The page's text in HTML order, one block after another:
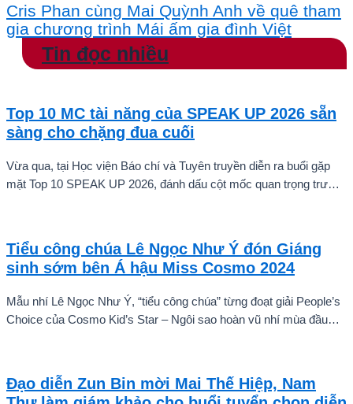
Cris Phan cùng Mai Quỳnh Anh về quê tham
gia chương trình Mái ấm gia đình Việt
Tin đọc nhiều
Top 10 MC tài năng của SPEAK UP 2026 sẵn
sàng cho chặng đua cuối
Vừa qua, tại Học viện Báo chí và Tuyên truyền diễn ra buổi gặp
mặt Top 10 SPEAK UP 2026, đánh dấu cột mốc quan trọng trước
Tiểu công chúa Lê Ngọc Như Ý đón Giáng
sinh sớm bên Á hậu Miss Cosmo 2024
Mẫu nhí Lê Ngọc Như Ý, “tiểu công chúa” từng đoạt giải People’s
Choice của Cosmo Kid’s Star – Ngôi sao hoàn vũ nhí mùa đầu
Đạo diễn Zun Bin mời Mai Thế Hiệp, Nam